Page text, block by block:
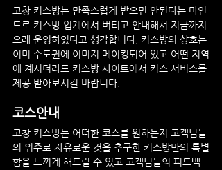
고창 키스방는 만족스럽게 받으면 안된다는 마인
드로 키스방 업계에서 버티고 안내해서 지금까지
오래 운영하였다고 생각합니다. 키스방의 상호는
이미 수도권에 이미지 메이킹되어 있고 어떤 지역
에 계시더라도 키스방 사이트에서 키스 서비스를
제공 받아보시길 바랍니다.
코스안내
고창 키스방는 어떠한 코스를 원하든지 고객님들
의 위주로 자유로운 것을 추구한 키스방만의 특별
함을 느끼게 해드릴 수 있고 고객님들의 피드백